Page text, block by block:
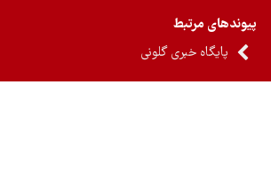
مرتبط
پایگاه خبری گلونی